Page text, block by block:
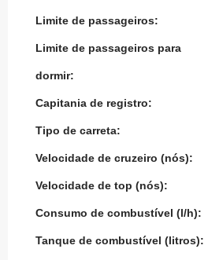
Limite de passageiros:
Limite de passageiros para
dormir:
Capitania de registro:
Tipo de carreta:
Velocidade de cruzeiro (nós):
Velocidade de top (nós):
Consumo de combustível (l/h):
Tanque de combustível (litros):